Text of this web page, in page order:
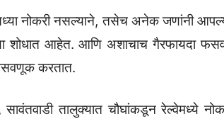
नोकरी नसल्याने, तसेच अनेक जणांनी
शोधात आहेत. आणि अशाचाच गैरफायदा
करतात.
सावंतवाडी तालुक्यात चौघांकडून रेल्वेमध्ये